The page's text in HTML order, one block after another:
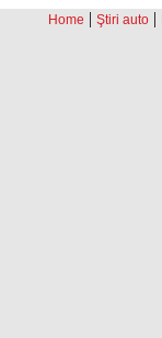
Home | Ştiri auto |